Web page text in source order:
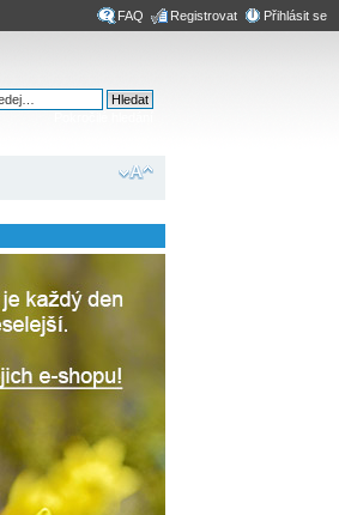
FAQ Registrovat Přihlásit se